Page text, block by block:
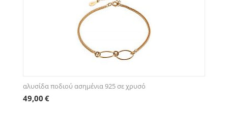
αλυσίδα ποδιού ασημένια 925 σε χρυσό
49,00 €